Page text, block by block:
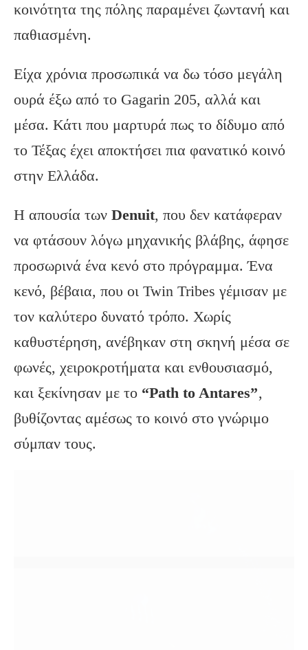
κοινότητα της πόλης παραμένει ζωντανή και
παθιασμένη.
Είχα χρόνια προσωπικά να δω τόσο μεγάλη
ουρά έξω από το Gagarin 205, αλλά και
μέσα. Κάτι που μαρτυρά πως το δίδυμο από
το Τέξας έχει αποκτήσει πια φανατικό κοινό
στην Ελλάδα.
Η απουσία των Denuit, που δεν κατάφεραν
να φτάσουν λόγω μηχανικής βλάβης, άφησε
προσωρινά ένα κενό στο πρόγραμμα. Ένα
κενό, βέβαια, που οι Twin Tribes γέμισαν με
τον καλύτερο δυνατό τρόπο. Χωρίς
καθυστέρηση, ανέβηκαν στη σκηνή μέσα σε
φωνές, χειροκροτήματα και ενθουσιασμό,
και ξεκίνησαν με το “Path to Antares”,
βυθίζοντας αμέσως το κοινό στο γνώριμο
σύμπαν τους.